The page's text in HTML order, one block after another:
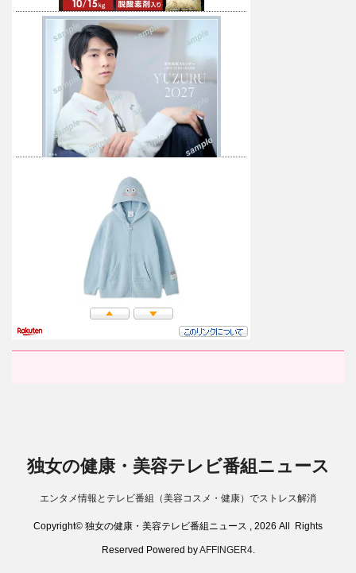
独女の健康・美容テレビ番組ニュース
エンタメ情報とテレビ番組（美容コスメ・健康）でストレス解消
Copyright© 独女の健康・美容テレビ番組ニュース , 2026 All Rights
Reserved Powered byAFFINGER4.